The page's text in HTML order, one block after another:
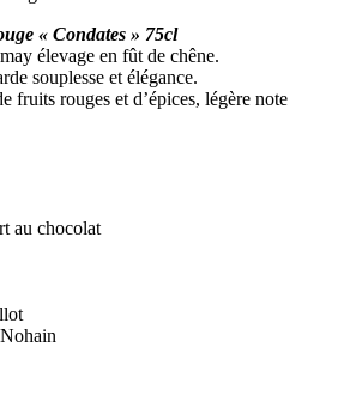
« Condates » 75cl
élevage en fût de chêne.
souplesse et élégance.
fruits rouges et d’épices, légère note
au chocolat